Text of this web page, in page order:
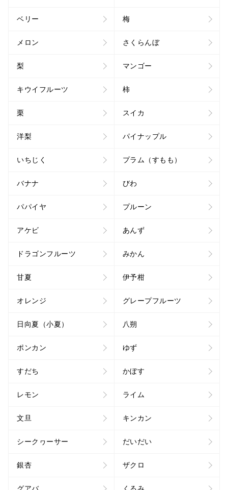
ベリー 梅
メロン さくらんぼ
梨 マンゴー
キウイフルーツ 柿
栗 スイカ
洋梨 パイナップル
いちじく プラム（すもも）
バナナ びわ
パパイヤ プルーン
アケビ あんず
ドラゴンフルーツ みかん
甘夏 伊予柑
オレンジ グレープフルーツ
日向夏（小夏） 八朔
ポンカン ゆず
すだち かぼす
レモン ライム
文旦 キンカン
シークヮーサー だいだい
銀杏 ザクロ
グアバ くるみ